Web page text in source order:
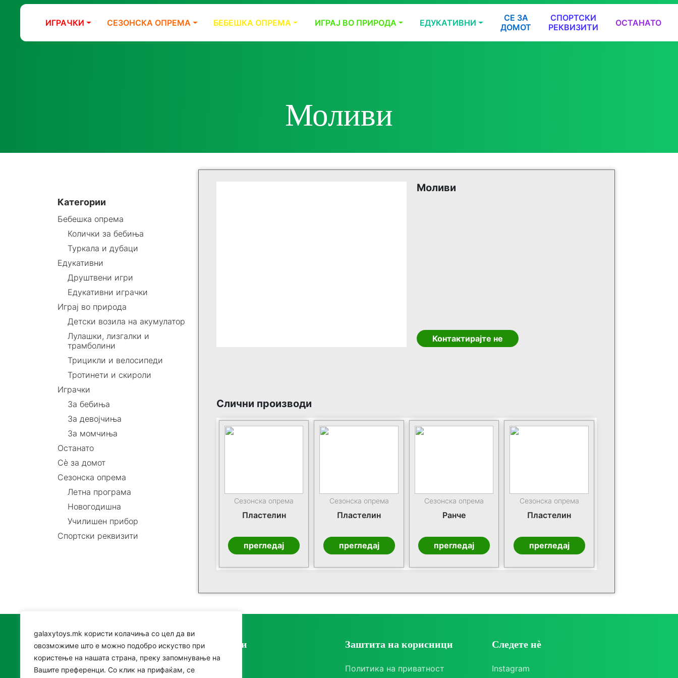
galaxytoys.mk користи колачиња со цел да ви
овозможиме што е можно подобро искуство при
користење на нашата страна, преку запомнување на
Вашите преференци. Со клик на прифаќам, се
ИГРАЧКИ СЕЗОНСКА ОПРЕМА БЕБЕШКА ОПРЕМА ИГРАЈ ВО ПРИРОДА ЕДУКАТИВНИ
СЕ ЗА
ДОМОТ
СПОРТСКИ
РЕКВИЗИТИ
ОСТАНАТО
Моливи
Категории
Бебешка опрема
Колички за бебиња
Туркала и дубаци
Едукативни
Друштвени игри
Едукативни играчки
Играј во природа
Детски возила на акумулатор
Лулашки, лизгалки и
трамболини
Трицикли и велосипеди
Тротинети и скироли
Играчки
За бебиња
За девојчиња
За момчиња
Останато
Сè за домот
Сезонска опрема
Летна програма
Новогодишна
Училишен прибор
Спортски реквизити
Моливи
Контактирајте не
Слични производи
Сезонска опрема
Пластелин
прегледај
Сезонска опрема
Пластелин
прегледај
Сезонска опрема
Ранче
прегледај
Сезонска опрема
Пластелин
прегледај
Категории Заштита на корисници
Политика на приватност
Следете нè
Instagram